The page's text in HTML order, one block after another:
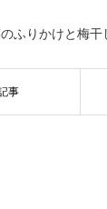
ふりかけと梅干
事